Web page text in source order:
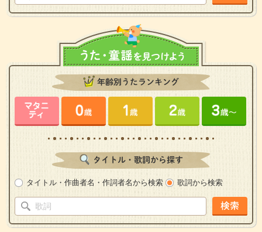
年齢別うたランキング
タイトル・歌詞から探す
タイトル・作曲者名・作詞者名から検索 歌詞から検索
検索